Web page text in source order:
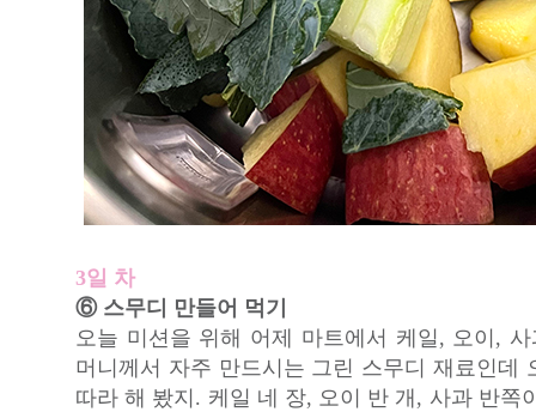
3일 차
⑥ 스무디 만들어 먹기
오늘 미션을 위해 어제 마트에서 케일, 오이,
머니께서 자주 만드시는 그린 스무디 재료인데
따라 해 봤지. 케일 네 장, 오이 반 개, 사과 반쪽